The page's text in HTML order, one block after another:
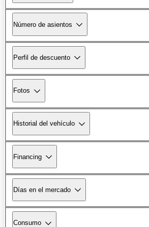
Número de asientos
Perfil de descuento
Fotos
Historial del vehículo
Financing
Días en el mercado
Consumo